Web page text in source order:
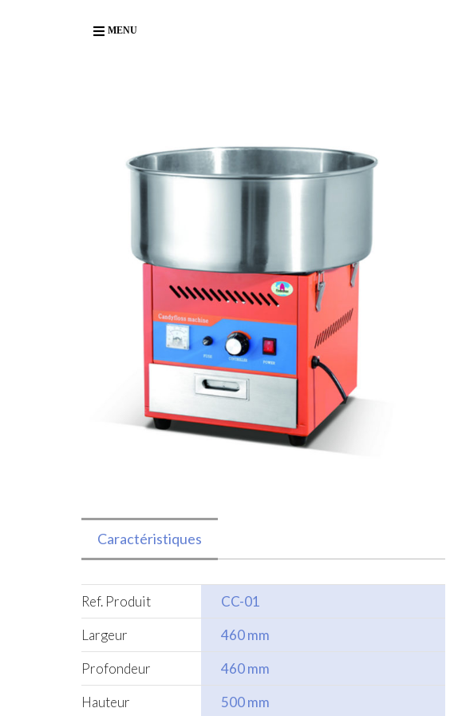
MENU
Caractéristiques
Ref. Produit
CC-01
Largeur
460 mm
Profondeur
460 mm
Hauteur
500 mm